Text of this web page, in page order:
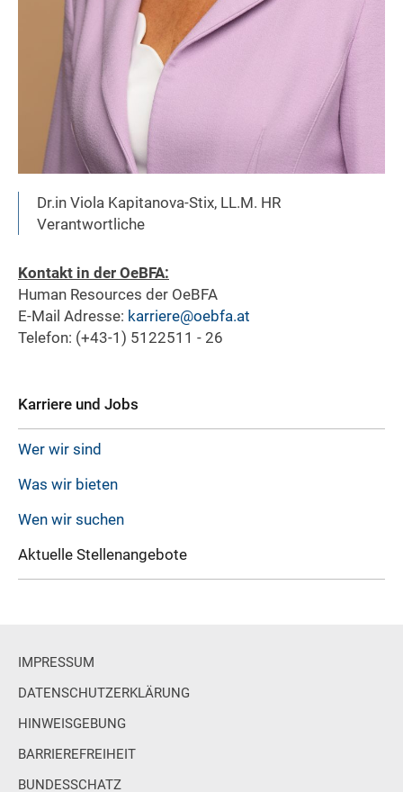
Dr.in Viola Kapitanova-Stix, LL.M. HR
Verantwortliche
Kontakt in der OeBFA:
Human Resources der OeBFA
E-Mail Adresse: karriere@oebfa.at
Telefon: (+43-1) 5122511 - 26
Karriere und Jobs
Wer wir sind
Was wir bieten
Wen wir suchen
Aktuelle Stellenangebote
IMPRESSUM
DATENSCHUTZERKLÄRUNG
HINWEISGEBUNG
BARRIEREFREIHEIT
BUNDESSCHATZ